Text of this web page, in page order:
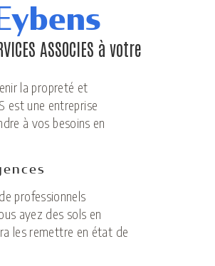
ASSOCIES à votre
la propreté et
est une entreprise
à vos besoins en
professionnels
ayez des sols en
les remettre en état de